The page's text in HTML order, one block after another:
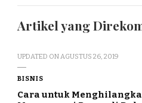
Artikel yang
UPDATED ONAGUSTUS 26, 2019
BISNIS
Cara untuk